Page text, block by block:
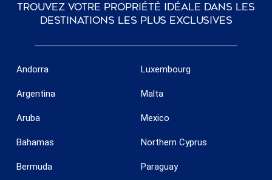
trouvez votre propriété idéale dans les
destinations les plus exclusives
Andorra
Argentina
Aruba
Bahamas
Bermuda
Luxembourg
Malta
Mexico
Northern Cyprus
Paraguay